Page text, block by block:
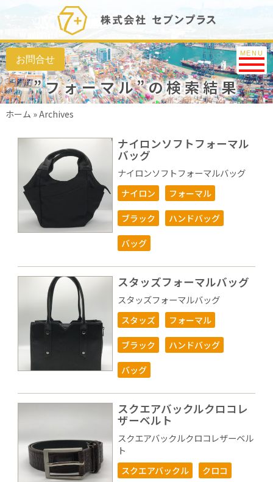
Toggle
MENU
”フォーマル”の検索結果
ホーム »Archives
ナイロンソフトフォーマル
バッグ
ナイロンソフトフォーマルバッグ
ナイロン フォーマル
ブラック ハンドバッグ
バッグ
スタッズフォーマルバッグ
スタッズフォーマルバッグ
スタッズ フォーマル
ブラック ハンドバッグ
バッグ
スクエアバックルクロコレ
ザーベルト
スクエアバックルクロコレザーベル
ト
スクエアバックル クロコ